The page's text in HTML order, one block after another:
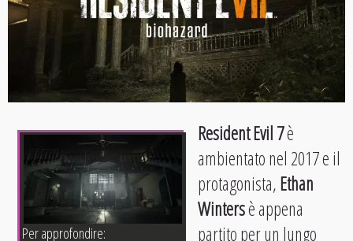
Per approfondire:
Resident Evil 7è
ambientato nel 2017 e il
protagonista,Ethan
Wintersè appena
partito per un lungo